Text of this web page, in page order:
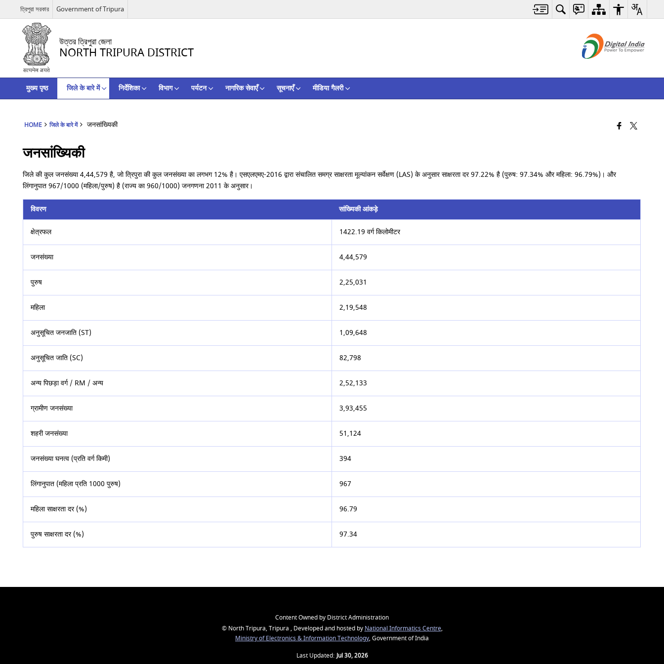
ত্রিপুরা সরকার Government of Tripura
উত্তর ত্রিপুরা জেলা
NORTH TRIPURA DISTRICT
मुख्य पृष्ठ जिले के बारे में निर्देशिका विभाग पर्यटन नागरिक सेवाएँ सूचनाएँ मीडिया गैलरी
HOME जिले के बारे में जनसांख्यिकी
जनसांख्यिकी
जिले की कुल जनसंख्या 4,44,579 है, जो त्रिपुरा की कुल जनसंख्या का लगभग 12% है। एसएलएमए-2016 द्वारा संचालित समग्र साक्षरता मूल्यांकन सर्वेक्षण (LAS) के अनुसार साक्षरता दर 97.22% है (पुरुष: 97.34% और महिला: 96.79%)। और
लिंगानुपात 967/1000 (महिला/पुरुष) है (राज्य का 960/1000) जनगणना 2011 के अनुसार।
विवरण सांख्यिकी आंकड़े
क्षेत्रफल 1422.19 वर्ग किलोमीटर
जनसंख्या 4,44,579
पुरुष 2,25,031
महिला 2,19,548
अनुसूचित जनजाति (ST) 1,09,648
अनुसूचित जाति (SC) 82,798
अन्य पिछड़ा वर्ग / RM / अन्य 2,52,133
ग्रामीण जनसंख्या 3,93,455
शहरी जनसंख्या 51,124
जनसंख्या घनत्व (प्रति वर्ग किमी) 394
लिंगानुपात (महिला प्रति 1000 पुरुष) 967
महिला साक्षरता दर (%) 96.79
पुरुष साक्षरता दर (%) 97.34
Content Owned by District Administration
© North Tripura, Tripura , Developed and hosted by National Informatics Centre,
Ministry of Electronics & Information Technology, Government of India
Last Updated:Jul 30, 2026